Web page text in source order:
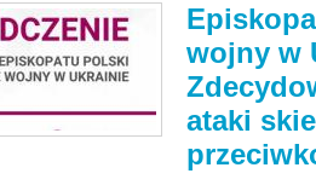
wojny w
ataki